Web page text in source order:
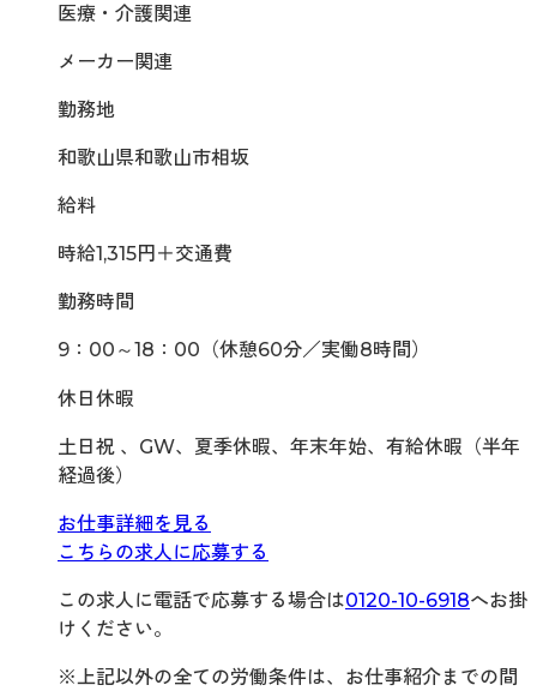
医療・介護関連
メーカー関連
勤務地
和歌山県和歌山市相坂
給料
時給1,315円＋交通費
勤務時間
9：00～18：00（休憩60分／実働8時間）
休日休暇
土日祝 、GW、夏季休暇、年末年始、有給休暇（半年
経過後）
お仕事詳細を見る
こちらの求人に応募する
この求人に電話で応募する場合は0120-10-6918へお掛
けください。
※上記以外の全ての労働条件は、お仕事紹介までの間